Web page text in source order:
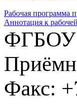
Рабочая программа
Аннотация к
ФГБОУ
Факс: